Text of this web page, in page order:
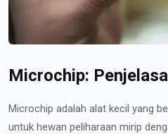
Microchip:
Microchip adalah alat kecil yang
untuk hewan peliharaan mirip